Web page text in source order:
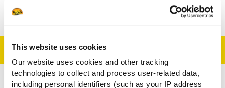
This website uses cookies
Our website uses cookies and other tracking
technologies to collect and process user-related data,
including personal identifiers (such as your IP address
Tilberedning